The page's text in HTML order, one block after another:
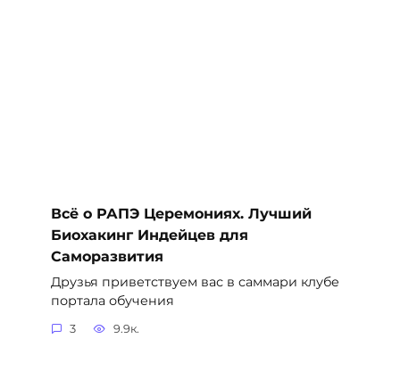
Всё о РАПЭ Церемониях. Лучший
Биохакинг Индейцев для
Саморазвития
Друзья приветствуем вас в саммари клубе
портала обучения
3 9.9к.